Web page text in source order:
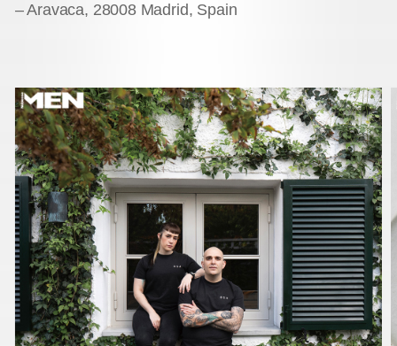
– Aravaca, 28008 Madrid, Spain